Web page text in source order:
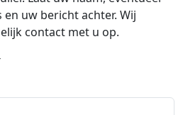
uw bericht achter. Wij
contact met u op.